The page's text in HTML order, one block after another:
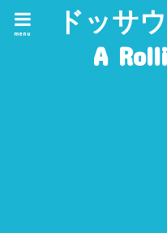
ドッサ
A
menu